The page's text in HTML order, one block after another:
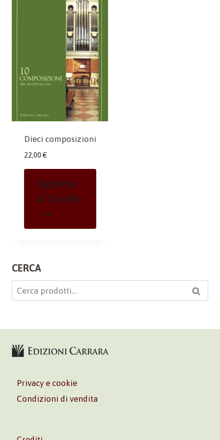
Dieci composizioni
22,00 €
Aggiungi
Al Carrello
CERCA
Cerca: Cerca
Privacy e cookie
Condizioni di vendita